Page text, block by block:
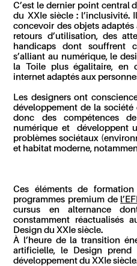
C’est le dernier point central
du XXI esiècle : l’inclusivité.
concevoir des objets
retours d’utilisation, des
handicaps dont souffrent
s’alliant au numérique, le
la Toile plus égalitaire, en
internet adaptés aux
Les designers ont
développement de la société
donc des compétences
numérique et développent
problèmes sociétaux
et habitat moderne,
Ces éléments de
programmes premium de
cursus en alternance
constamment réactualisés
Design du XXIe siècle.
À l’heure de la transition
artificielle, le Design
développement du XXIe